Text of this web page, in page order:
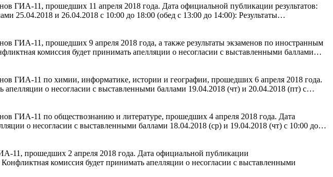
ГИА-11, прошедших 11 апреля 2018 года. Дата официальной публикации результатов:
25.04.2018 и 26.04.2018 с 10:00 до 18:00 (обед с 13:00 до 14:00): Результаты…
ГИА-11, прошедших 9 апреля 2018 года, а также результаты экзаменов по иностранным
комиссия будет принимать апелляции о несогласии с выставленными баллами…
ГИА-11 по химии, информатике, истории и географии, прошедших 6 апреля 2018 года.
о несогласии с выставленными баллами 19.04.2018 (чт) и 20.04.2018 (пт) с…
ГИА-11 по обществознанию и литературе, прошедших 4 апреля 2018 года. Дата
о несогласии с выставленными баллами 18.04.2018 (ср) и 19.04.2018 (чт) с 10:00 до…
11, прошедших 2 апреля 2018 года. Дата официальной публикации
комиссия будет принимать апелляции о несогласии с выставленными